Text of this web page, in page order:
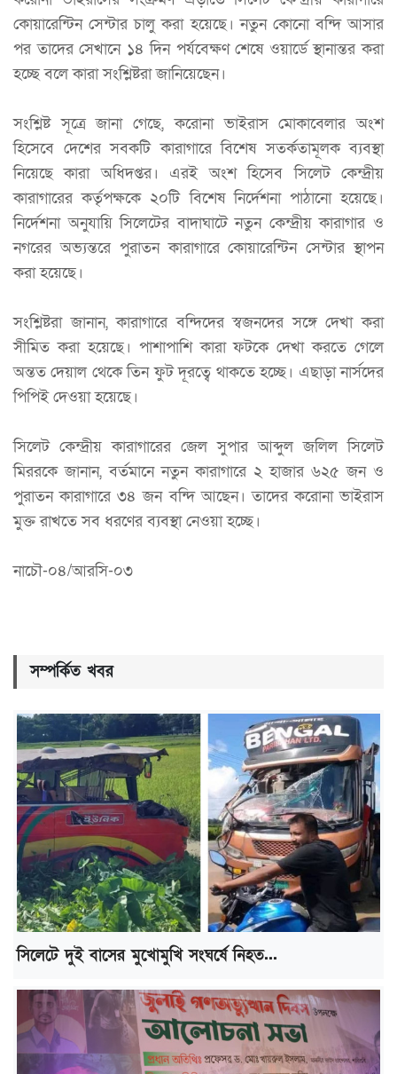
কোয়ারেন্টিন সেন্টার চালু করা হয়েছে। নতুন কোনো বন্দি আসার
পর তাদের সেখানে ১৪ দিন পর্যবেক্ষণ শেষে ওয়ার্ডে স্থানান্তর করা
হচ্ছে বলে কারা সংশ্লিষ্টরা জানিয়েছেন।
সংশ্লিষ্ট সূত্রে জানা গেছে, করোনা ভাইরাস মোকাবেলার অংশ
হিসেবে দেশের সবকটি কারাগারে বিশেষ সতর্কতামূলক ব্যবস্থা
নিয়েছে কারা অধিদপ্তর। এরই অংশ হিসেব সিলেট কেন্দ্রীয়
কারাগারের কর্তৃপক্ষকে ২০টি বিশেষ নির্দেশনা পাঠানো হয়েছে।
নির্দেশনা অনুযায়ি সিলেটের বাদাঘাটে নতুন কেন্দ্রীয় কারাগার ও
নগরের অভ্যন্তরে পুরাতন কারাগারে কোয়ারেন্টিন সেন্টার স্থাপন
করা হয়েছে।
সংশ্লিষ্টরা জানান, কারাগারে বন্দিদের স্বজনদের সঙ্গে দেখা করা
সীমিত করা হয়েছে। পাশাপাশি কারা ফটকে দেখা করতে গেলে
অন্তত দেয়াল থেকে তিন ফুট দূরত্বে থাকতে হচ্ছে। এছাড়া নার্সদের
পিপিই দেওয়া হয়েছে।
সিলেট কেন্দ্রীয় কারাগারের জেল সুপার আব্দুল জলিল সিলেট
মিররকে জানান, বর্তমানে নতুন কারাগারে ২ হাজার ৬২৫ জন ও
পুরাতন কারাগারে ৩৪ জন বন্দি আছেন। তাদের করোনা ভাইরাস
মুক্ত রাখতে সব ধরণের ব্যবস্থা নেওয়া হচ্ছে।
নাচৌ-০৪/আরসি-০৩
সম্পর্কিত খবর
সিলেটে দুই বাসের মুখোমুখি সংঘর্ষে নিহত...